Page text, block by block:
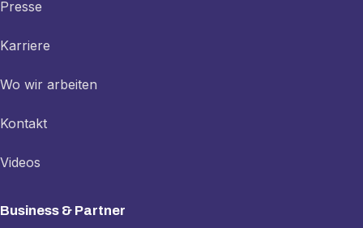
Presse
Karriere
Wo wir arbeiten
Kontakt
Videos
Business & Partner